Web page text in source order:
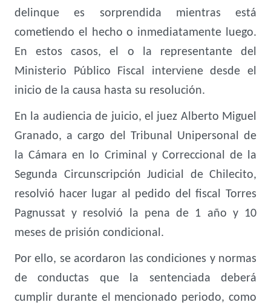
delinque es sorprendida mientras está
cometiendo el hecho o inmediatamente luego.
En estos casos, el o la representante del
Ministerio Público Fiscal interviene desde el
inicio de la causa hasta su resolución.
En la audiencia de juicio, el juez Alberto Miguel
Granado, a cargo del Tribunal Unipersonal de
la Cámara en lo Criminal y Correccional de la
Segunda Circunscripción Judicial de Chilecito,
resolvió hacer lugar al pedido del fiscal Torres
Pagnussat y resolvió la pena de 1 año y 10
meses de prisión condicional.
Por ello, se acordaron las condiciones y normas
de conductas que la sentenciada deberá
cumplir durante el mencionado periodo, como